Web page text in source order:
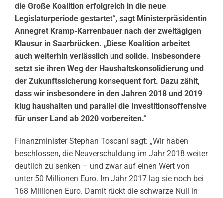
die Große Koalition erfolgreich in die neue
Legislaturperiode gestartet“, sagt Ministerpräsidentin
Annegret Kramp-Karrenbauer nach der zweitägigen
Klausur in Saarbrücken. „Diese Koalition arbeitet
auch weiterhin verlässlich und solide. Insbesondere
setzt sie ihren Weg der Haushaltskonsolidierung und
der Zukunftssicherung konsequent fort. Dazu zählt,
dass wir insbesondere in den Jahren 2018 und 2019
klug haushalten und parallel die Investitionsoffensive
für unser Land ab 2020 vorbereiten.“
Finanzminister Stephan Toscani sagt: „Wir haben
beschlossen, die Neuverschuldung im Jahr 2018 weiter
deutlich zu senken – und zwar auf einen Wert von
unter 50 Millionen Euro. Im Jahr 2017 lag sie noch bei
168 Millionen Euro. Damit rückt die schwarze Null in